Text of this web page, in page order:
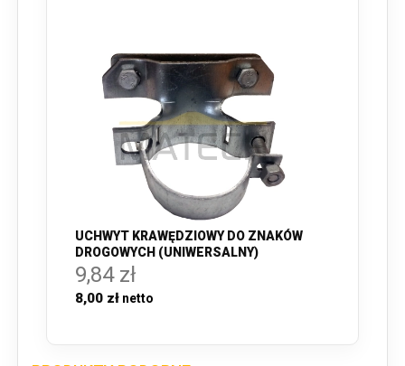
UCHWYT KRAWĘDZIOWY DO ZNAKÓW
DROGOWYCH (UNIWERSALNY)
9,84 zł
8,00 zł